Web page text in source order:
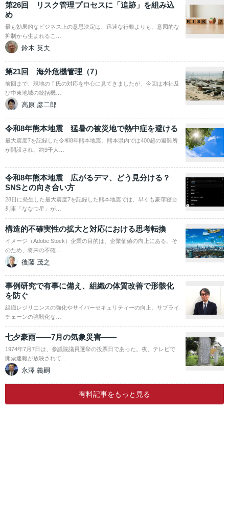
第26回 リスク管理プロセスに「追跡」を組み込
め
最も効果的なビジネス上の意思決定は、迅速な行動よりも、意図的な
抑制から生まれるこ…
鈴木 英夫
第21回 海外危機管理（7）
前回まで、現地のＴ氏の対応を中心に見てきましたが、今回は本社及
び中東地域の統括機…
高原 彦二郎
令和8年熊本地震 猛暑の被災地で熱中症を避ける
最大震度7を記録した令和8年熊本地震。熊本県内では400超の避難所
が開設され、約9千人…
令和8年熊本地震 広がるデマ、どう見分ける？
SNSとの向き合い方
28日に発生した最大震度7を記録した熊本地震では、早くも豪華寝台
列車「ななつ星」が…
構造的不確実性の拡大と対応における思考転換
イメージ（Adobe Stock）企業の目的は、企業価値の向上にある。そ
のため、将来の不確…
後藤 茂之
事例研究で有事に備え、組織の体質改善で形骸化
を防ぐ
組織レジリエンスの強化やサイバーセキュリティーの向上、サプライ
チェーンの強靭化な…
七夕豪雨――7月の気象災害――
1974年7月7日は、参議院議員選挙の投票日であった。夜、テレビで
開票速報が放映されて…
永澤 義嗣
有料記事をもっと見る